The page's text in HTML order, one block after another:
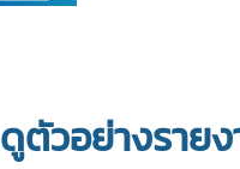
ดูตัวอย่างราย